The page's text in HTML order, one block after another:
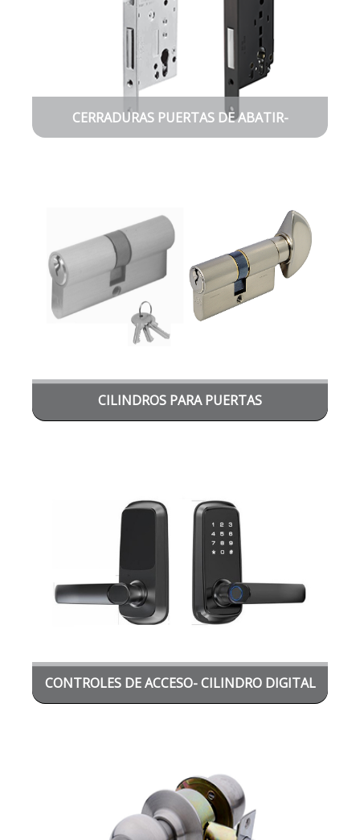
CERRADURAS PUERTAS DE ABATIR-
CILINDROS PARA PUERTAS
CONTROLES DE ACCESO- CILINDRO DIGITAL